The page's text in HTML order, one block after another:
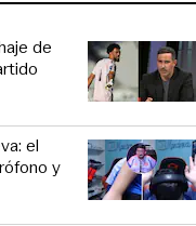
de
el
y